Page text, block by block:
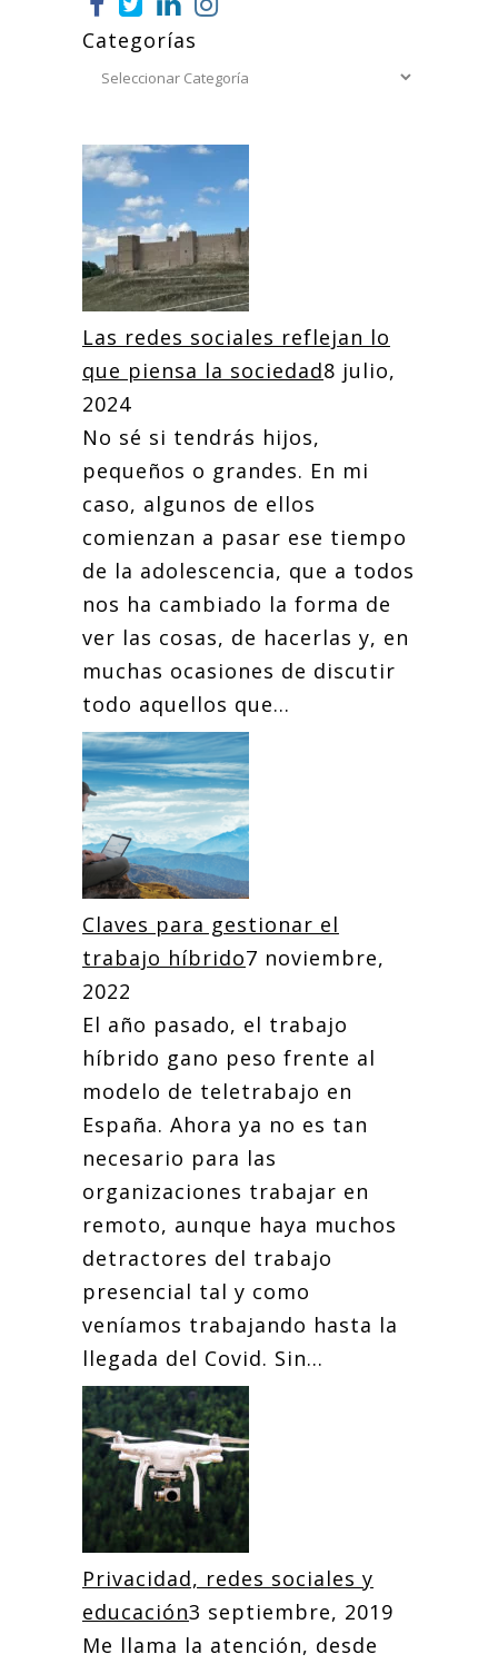
Categorías
Las redes sociales reflejan lo
que piensa la sociedad8 julio,
2024
No sé si tendrás hijos,
pequeños o grandes. En mi
caso, algunos de ellos
comienzan a pasar ese tiempo
de la adolescencia, que a todos
nos ha cambiado la forma de
ver las cosas, de hacerlas y, en
muchas ocasiones de discutir
todo aquellos que...
Claves para gestionar el
trabajo híbrido7 noviembre,
2022
El año pasado, el trabajo
híbrido gano peso frente al
modelo de teletrabajo en
España. Ahora ya no es tan
necesario para las
organizaciones trabajar en
remoto, aunque haya muchos
detractores del trabajo
presencial tal y como
veníamos trabajando hasta la
llegada del Covid. Sin...
Privacidad, redes sociales y
educación3 septiembre, 2019
Me llama la atención, desde